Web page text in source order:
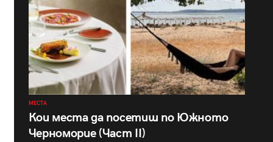
МЕСТА
Кои места да посетиш по Южното
Черноморие (Част II)